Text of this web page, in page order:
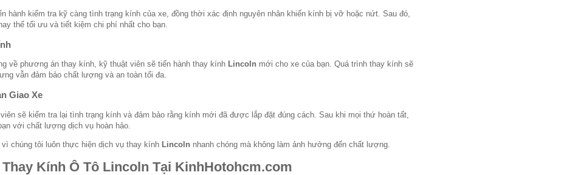
hành kiểm tra kỹ càng tình trạng kính của xe, đồng thời xác định nguyên nhân khiến kính bị vỡ hoặc nứt. Sau đó,
thế tối ưu và tiết kiệm chi phí nhất cho bạn.
về phương án thay kính, kỹ thuật viên sẽ tiến hành thay kính Lincoln mới cho xe của bạn. Quá trình thay kính sẽ
vẫn đảm bảo chất lượng và an toàn tối đa.
Giao Xe
sẽ kiểm tra lại tình trạng kính và đảm bảo rằng kính mới đã được lắp đặt đúng cách. Sau khi mọi thứ hoàn tất,
với chất lượng dịch vụ hoàn hảo.
chúng tôi luôn thực hiện dịch vụ thay kính Lincoln nhanh chóng mà không làm ảnh hưởng đến chất lượng.
Kính Ô Tô Lincoln Tại KinhHotohcm.com